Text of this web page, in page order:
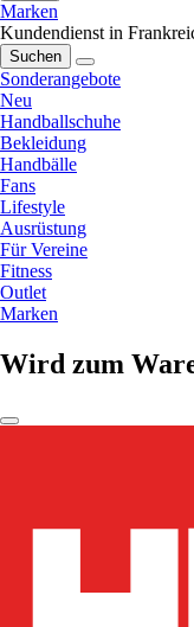
Marken
Kundendienst in
Suchen
Sonderangebote
Neu
Handballschuhe
Bekleidung
Handbälle
Fans
Lifestyle
Ausrüstung
Für Vereine
Fitness
Outlet
Marken
Wird zum